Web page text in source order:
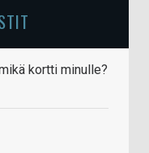
kortti minulle?